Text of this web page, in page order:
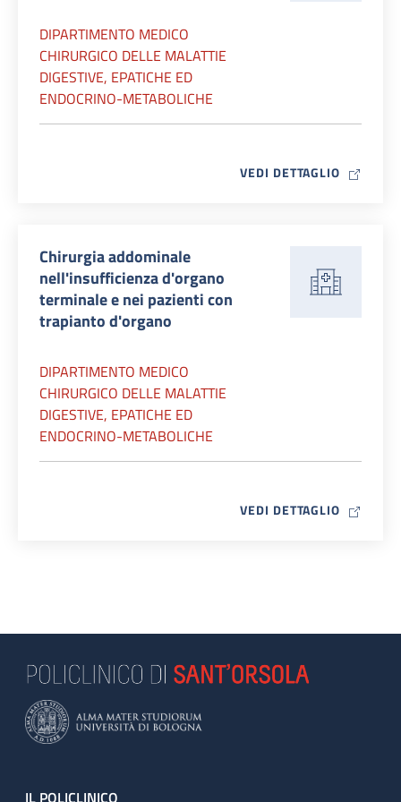
DIPARTIMENTO MEDICO
CHIRURGICO DELLE MALATTIE
DIGESTIVE, EPATICHE ED
ENDOCRINO-METABOLICHE
VEDI DETTAGLIO MAP ICON
Chirurgia addominale
nell'insufficienza d'organo
terminale e nei pazienti con
trapianto d'organo
DIPARTIMENTO MEDICO
CHIRURGICO DELLE MALATTIE
DIGESTIVE, EPATICHE ED
ENDOCRINO-METABOLICHE
VEDI DETTAGLIO MAP ICON
IL POLICLINICO